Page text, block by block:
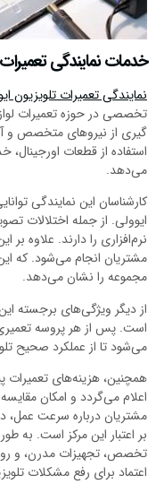
خدمات نمایندگی
نمایندگی تعمیرات تلویزیون
تخصصی در حوزه تعمیرات
گیری از نیروهای متخصص و
استفاده از قطعات اورجینال،
می‌دهد.
کارشناسان این نمایندگی
ایوولی. از جمله اختلالات
نرم‌افزاری را دارند. علاوه
مشتریان انجام می‌شود. که
مجموعه را نشان می‌دهد.
از دیگر ویژگی‌های برجسته
است. پس از هر پروسه
می‌شود تا از عملکرد صحیح
همچنین، هزینه‌های
اعلام می‌گردد و امکان
مشتریان درباره سرعت عمل،
بر اعتبار این مرکز است. به
تخصص، تجهیزات مدرن، و
اعتماد برای رفع مشکلات